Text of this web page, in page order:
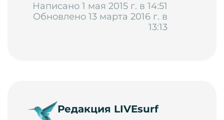
Написано 1 мая 2015 г. в 14:51
Обновлено 13 марта 2016 г. в
13:13
Редакция LIVEsurf